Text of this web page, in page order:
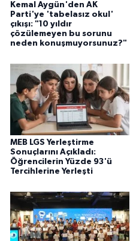
Kemal Aygün'den AK
Parti'ye 'tabelasız okul'
çıkışı: "10 yıldır
çözülemeyen bu sorunu
neden konuşmuyorsunuz?"
MEB LGS Yerleştirme
Sonuçlarını Açıkladı:
Öğrencilerin Yüzde 93'ü
Tercihlerine Yerleşti